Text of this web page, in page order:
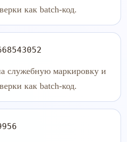
как batch-код.
служебную маркировку и
как batch-код.